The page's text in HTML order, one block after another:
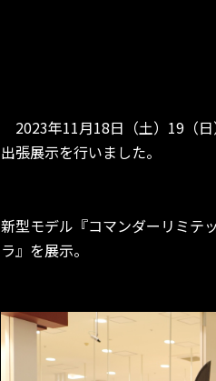
2023年11月18日（土）19（
出張展示を行いました。
新型モデル『コマンダーリミテ
ラ』を展示。